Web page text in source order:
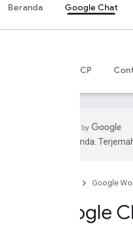
Beranda Google Chat
Server MCP
pilihan Anda.
Google
Google